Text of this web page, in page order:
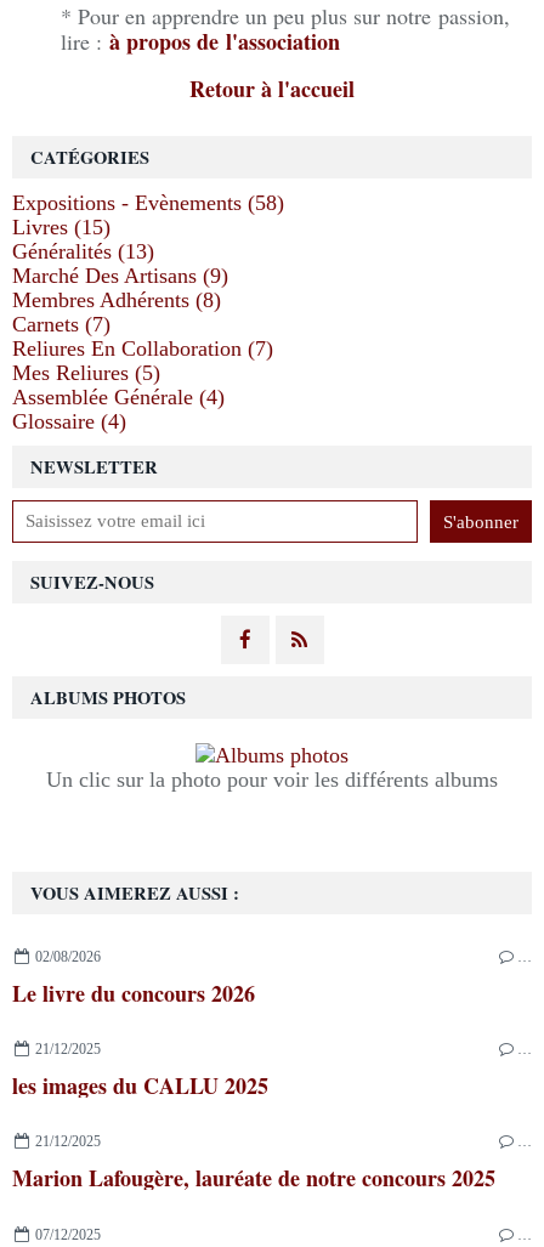
NEWSLETTER
SUIVEZ-NOUS
VOUS AIMEREZ AUSSI :
02/08/2026
Le livre du concours 2026
21/12/2025 …
les images du CALLU 2025
21/12/2025 …
Marion Lafougère, lauréate de notre concours 2025
07/12/2025
CATÉGORIES
Expositions - Evènements (58)
Livres (15)
Généralités (13)
Marché Des Artisans (9)
Membres Adhérents (8)
Carnets (7)
Reliures En Collaboration (7)
Mes Reliures (5)
Assemblée Générale (4)
Glossaire (4)
* Pour en apprendre un peu plus sur notre passion,
lire : à propos de l'association
Retour à l'accueil
ALBUMS PHOTOS
Un clic sur la photo pour voir les différents albums